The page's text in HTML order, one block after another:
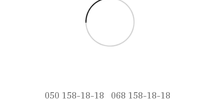
050 158-18-18 068 158-18-18